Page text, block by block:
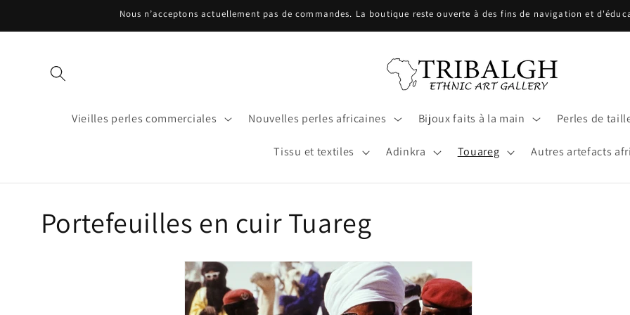
au
Nous n’acceptons actuellement pas de commandes. La boutique reste ouverte à des fins de navigation et
Vieilles perles commerciales Nouvelles perles africaines Bijoux faits à la main Perles de
Tissu et textiles Adinkra Touareg Autres artefacts
C
Portefeuilles en cuir Tuareg